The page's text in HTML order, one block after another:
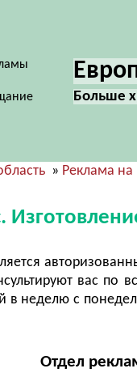
Больше
» Реклама на
вас по
в неделю с
Отдел